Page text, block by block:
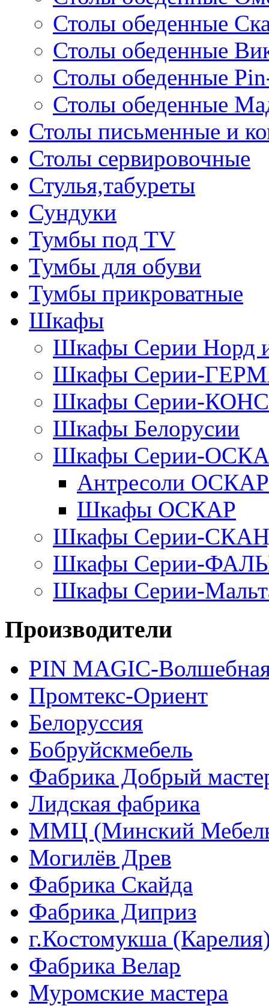
Столы обеденные
Столы обеденные
Столы обеденные
Столы обеденные
Столы письменные и
Столы сервировочные
Стулья,табуреты
Сундуки
Тумбы под TV
Тумбы для обуви
Тумбы прикроватные
Шкафы
Шкафы Серии
Шкафы Серии-
Шкафы Серии-
Шкафы Белорусии
Шкафы Серии-
Антресоли ОСКАР
Шкафы ОСКАР
Шкафы Серии-
Шкафы Серии-
Шкафы Серии-
Производители
PIN MAGIС-
Промтекс-Ориент
Белоруссия
Бобруйскмебель
Фабрика Добрый
Лидская фабрика
ММЦ (Минский
Могилёв Древ
Фабрика Скайда
Фабрика Диприз
г.Костомукша
Фабрика Велар
Муромские мастера